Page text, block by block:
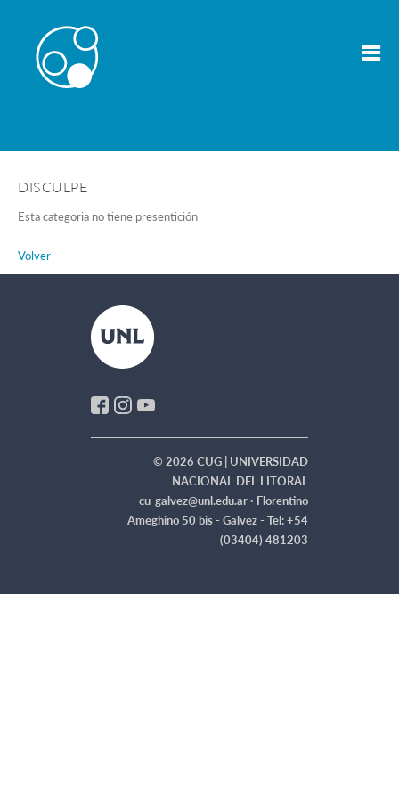
DISCULPE
Esta categoria no tiene presentición
Volver
© 2026 CUG | UNIVERSIDAD
NACIONAL DEL LITORAL
cu-galvez@unl.edu.ar · Florentino
Ameghino 50 bis - Galvez - Tel: +54
(03404) 481203